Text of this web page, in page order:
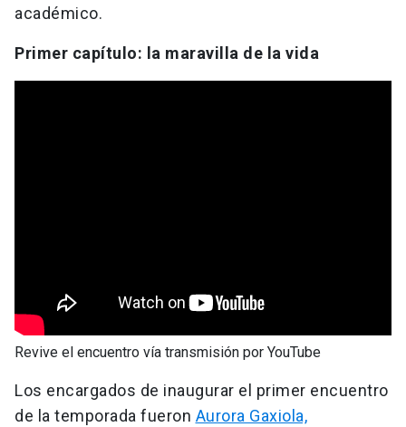
académico.
Primer capítulo: la maravilla de la vida
Revive el encuentro vía transmisión por YouTube
Los encargados de inaugurar el primer encuentro
de la temporada fueron Aurora Gaxiola,